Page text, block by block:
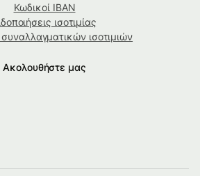
Κωδικοί IBAN
ισοτιμίας
ισοτιμιών
Ακολουθήστε μας